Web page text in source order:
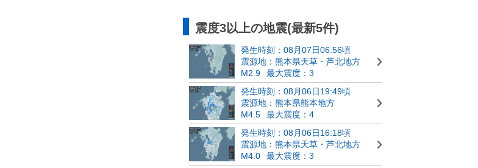
震度3以上の地震(最新5件)
発生時刻：08月07日06:56頃
震源地：熊本県天草・芦北地方
M2.9
最大震度：3
発生時刻：08月06日19:49頃
震源地：熊本県熊本地方
M4.5
最大震度：4
発生時刻：08月06日16:18頃
震源地：熊本県天草・芦北地方
M4.0
最大震度：3